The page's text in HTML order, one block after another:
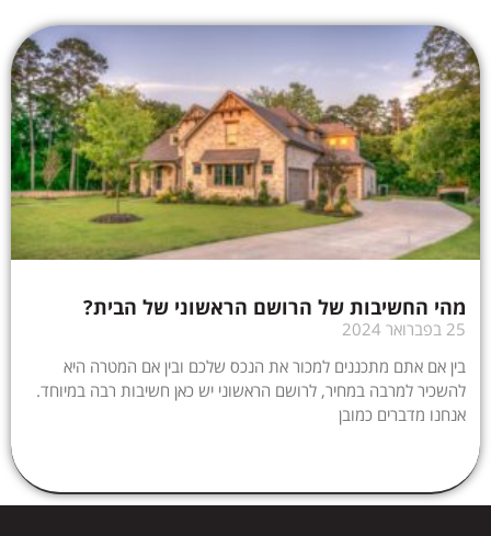
מהי החשיבות של הרושם הראשוני של הבית?
25 בפברואר 2024
בין אם אתם מתכננים למכור את הנכס שלכם ובין אם המטרה היא
להשכיר למרבה במחיר, לרושם הראשוני יש כאן חשיבות רבה במיוחד.
אנחנו מדברים כמובן